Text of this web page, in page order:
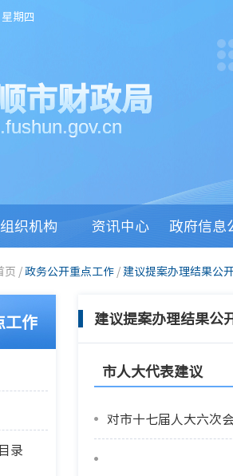
期四
市财政局
组织机构 资讯中心 政府信息
页 /政务公开重点工作 / 建议提案办理结果公
工作
录
建议提案办理结果公
市人大代表建议
对市十七届人大六次